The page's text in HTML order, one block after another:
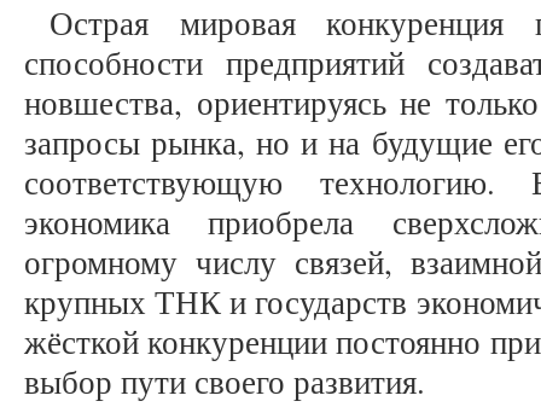
Острая мировая конкуренция
способности предприятий
новшества, ориентируясь не
запросы рынка, но и на будущие
соответствующую технологию.
экономика приобрела
огромному числу связей,
крупных ТНК и государств
жёсткой конкуренции постоянно
выбор пути своего развития.